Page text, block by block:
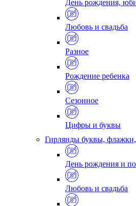
День рождения,
Любовь и свадьба
Разное
Рождение ребенка
Сезонное
Цифры и буквы
Гирлянды буквы,
День рождения и
Любовь и свадьба